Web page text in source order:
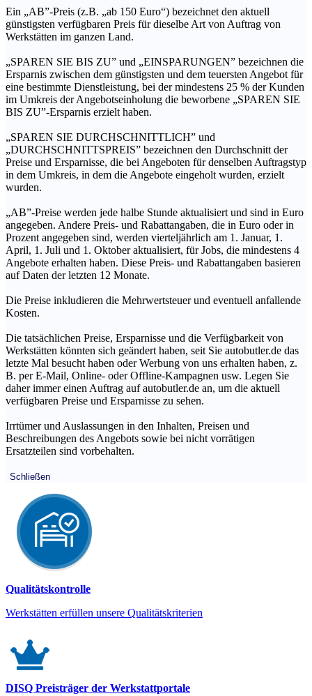
Ein „AB”-Preis (z.B. „ab 150 Euro“) bezeichnet den aktuell
günstigsten verfügbaren Preis für dieselbe Art von Auftrag von
Werkstätten im ganzen Land.
„SPAREN SIE BIS ZU” und „EINSPARUNGEN” bezeichnen die
Ersparnis zwischen dem günstigsten und dem teuersten Angebot für
eine bestimmte Dienstleistung, bei der mindestens 25 % der Kunden
im Umkreis der Angebotseinholung die beworbene „SPAREN SIE
BIS ZU”-Ersparnis erzielt haben.
„SPAREN SIE DURCHSCHNITTLICH” und
„DURCHSCHNITTSPREIS” bezeichnen den Durchschnitt der
Preise und Ersparnisse, die bei Angeboten für denselben Auftragstyp
in dem Umkreis, in dem die Angebote eingeholt wurden, erzielt
wurden.
„AB”-Preise werden jede halbe Stunde aktualisiert und sind in Euro
angegeben. Andere Preis- und Rabattangaben, die in Euro oder in
Prozent angegeben sind, werden vierteljährlich am 1. Januar, 1.
April, 1. Juli und 1. Oktober aktualisiert, für Jobs, die mindestens 4
Angebote erhalten haben. Diese Preis- und Rabattangaben basieren
auf Daten der letzten 12 Monate.
Die Preise inkludieren die Mehrwertsteuer und eventuell anfallende
Kosten.
Die tatsächlichen Preise, Ersparnisse und die Verfügbarkeit von
Werkstätten könnten sich geändert haben, seit Sie autobutler.de das
letzte Mal besucht haben oder Werbung von uns erhalten haben, z.
B. per E-Mail, Online- oder Offline-Kampagnen usw. Legen Sie
daher immer einen Auftrag auf autobutler.de an, um die aktuell
verfügbaren Preise und Ersparnisse zu sehen.
Irrtümer und Auslassungen in den Inhalten, Preisen und
Beschreibungen des Angebots sowie bei nicht vorrätigen
Ersatzteilen sind vorbehalten.
Schließen
Qualitätskontrolle
Werkstätten erfüllen unsere Qualitätskriterien
DISQ Preisträger der Werkstattportale